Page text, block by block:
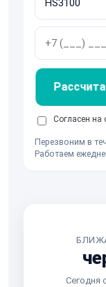
Согласен на
Перезвоним в
Работаем
Сегодня